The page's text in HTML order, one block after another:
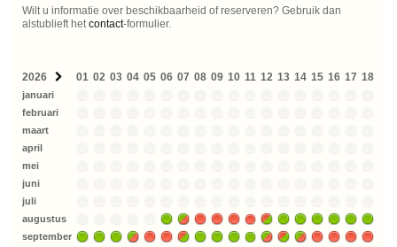
Wilt u informatie over beschikbaarheid of reserveren? Gebruik dan
alstublieft het contact-formulier.
2026 01 02 03 04 05 06 07 08 09 10 11 12 13 14 15 16 17 18
januari
februari
maart
april
mei
juni
juli
augustus
september